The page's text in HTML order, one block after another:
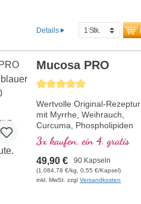
Details
Durchschnittliche Bewertung
Mucosa PRO
Wertvolle Original-Rezeptur
mit Myrrhe, Weihrauch,
Curcuma, Phospholipiden
und Niacin, welches zur
Aufrechterhaltung normaler
Schleimhäute beiträgt. Seit
über 20 Jahren eigene
Produktion in Deutschland.
3x kaufen, ein 4. gratis
49,90 € 90 Kapseln
(1.084,78 €/kg, 0,55 €/Kapsel)
inkl. MwSt. zzglVersandkosten